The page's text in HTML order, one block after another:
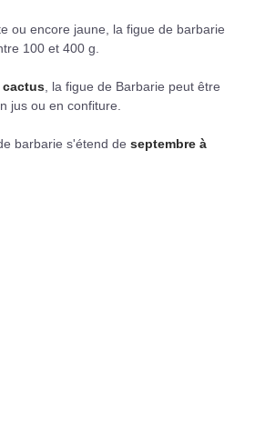
ou encore jaune, la figue de barbarie
100 et 400 g.
cactus , la figue de Barbarie peut être
jus ou en confiture.
barbarie s'étend de septembre à